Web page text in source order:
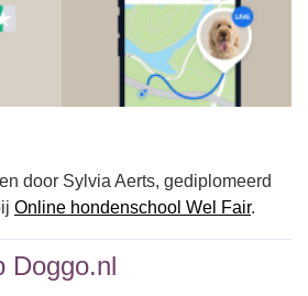
door Sylvia Aerts, gediplomeerd
Online hondenschool Wel Fair.
Doggo.nl